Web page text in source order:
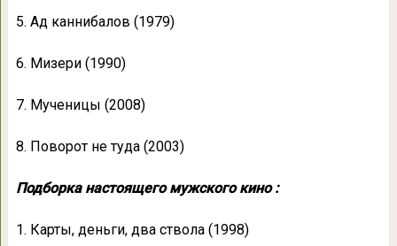
5. Ад каннибалов (1979)
6. Мизери (1990)
7. Мученицы (2008)
8. Поворот не туда (2003)
Подборка настоящего мужского кино :
1. Карты, деньги, два ствола (1998)